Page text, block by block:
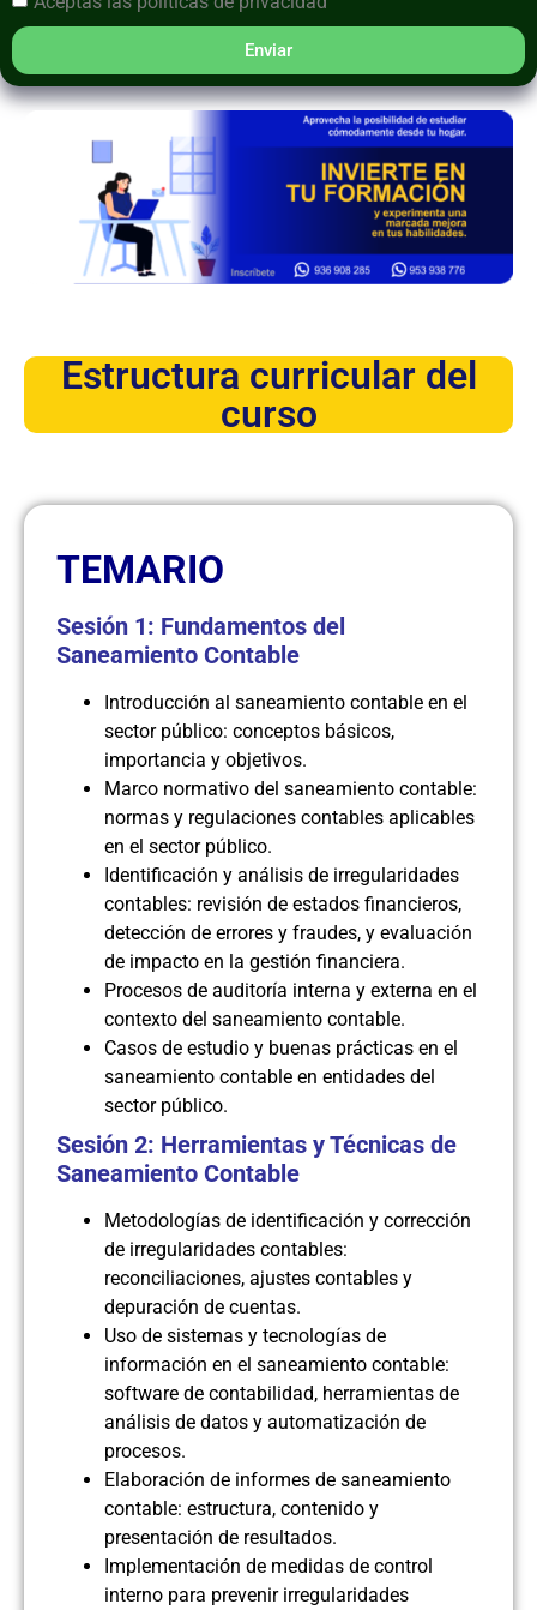
Enviar
Estructura curricular del
curso
TEMARIO
Sesión 1: Fundamentos del
Saneamiento Contable
Introducción al saneamiento contable en el
sector público: conceptos básicos,
importancia y objetivos.
Marco normativo del saneamiento contable:
normas y regulaciones contables aplicables
en el sector público.
Identificación y análisis de irregularidades
contables: revisión de estados financieros,
detección de errores y fraudes, y evaluación
de impacto en la gestión financiera.
Procesos de auditoría interna y externa en el
contexto del saneamiento contable.
Casos de estudio y buenas prácticas en el
saneamiento contable en entidades del
sector público.
Sesión 2: Herramientas y Técnicas de
Saneamiento Contable
Metodologías de identificación y corrección
de irregularidades contables:
reconciliaciones, ajustes contables y
depuración de cuentas.
Uso de sistemas y tecnologías de
información en el saneamiento contable:
software de contabilidad, herramientas de
análisis de datos y automatización de
procesos.
Elaboración de informes de saneamiento
contable: estructura, contenido y
presentación de resultados.
Implementación de medidas de control
interno para prevenir irregularidades